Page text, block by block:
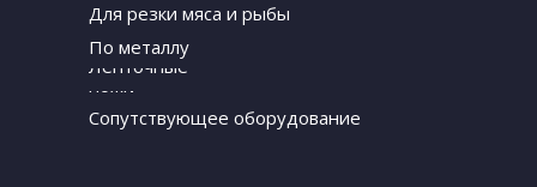
Для резки мяса и рыбы
По металлу
Ленточные
ножи
Сопутствующее оборудование